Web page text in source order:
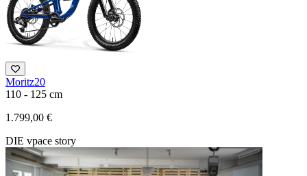
Moritz20
110 - 125 cm
1.799,00 €
DIE vpace story